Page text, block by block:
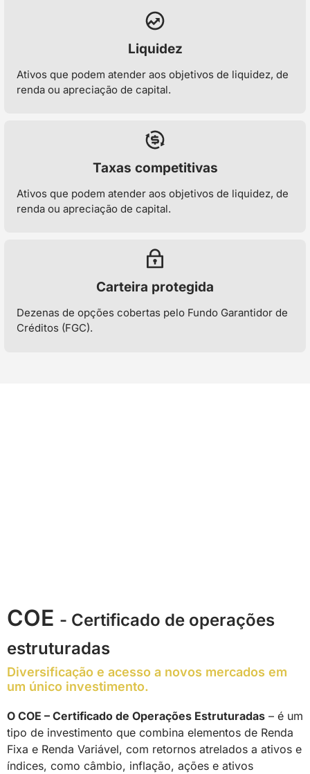
Liquidez
Ativos que podem atender aos objetivos de liquidez, de
renda ou apreciação de capital.
Taxas competitivas
Ativos que podem atender aos objetivos de liquidez, de
renda ou apreciação de capital.
Carteira protegida
Dezenas de opções cobertas pelo Fundo Garantidor de
Créditos (FGC).
COE - Certificado de operações
estruturadas
Diversificação e acesso a novos mercados em
um único investimento.
O COE – Certificado de Operações Estruturadas – é um
tipo de investimento que combina elementos de Renda
Fixa e Renda Variável, com retornos atrelados a ativos e
índices, como câmbio, inflação, ações e ativos